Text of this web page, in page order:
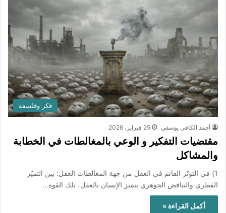
فكر وفلسفة
أحمد الكافي يوسفي 25 فبراير، 2026
مقتضيات التفكير و الوعي بالمغالطات في الخطابة
والمشاكل
1) في التوتّر القائم في العقل من جهة المغالطات العقل: بين التميّز
الفطري والتناقض الجوهري يتميز الإنسان بالعقل، تلك القوة…
أكمل القراءة »